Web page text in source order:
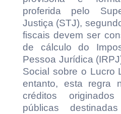
proferida pelo
Justiça (STJ),
fiscais devem ser
de cálculo do
Pessoa Jurídica
Social sobre o Lucro
entanto, esta regra
créditos
públicas